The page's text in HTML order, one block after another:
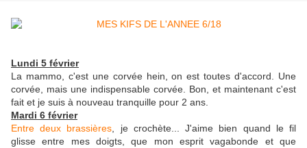
Lundi 5 février
La mammo, c'est une corvée hein, on est toutes d'accord. Une
corvée, mais une indispensable corvée. Bon, et maintenant c'est
fait et je suis à nouveau tranquille pour 2 ans.
Mardi 6 février
Entre deux brassières , je crochète... J'aime bien quand le fil
glisse entre mes doigts, que mon esprit vagabonde et que